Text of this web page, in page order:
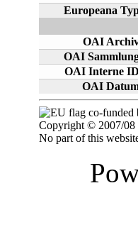
Europeana
OAI
OAI
OAI Interne
OAI
co-funded
Copyright © 2007/08
No part of this